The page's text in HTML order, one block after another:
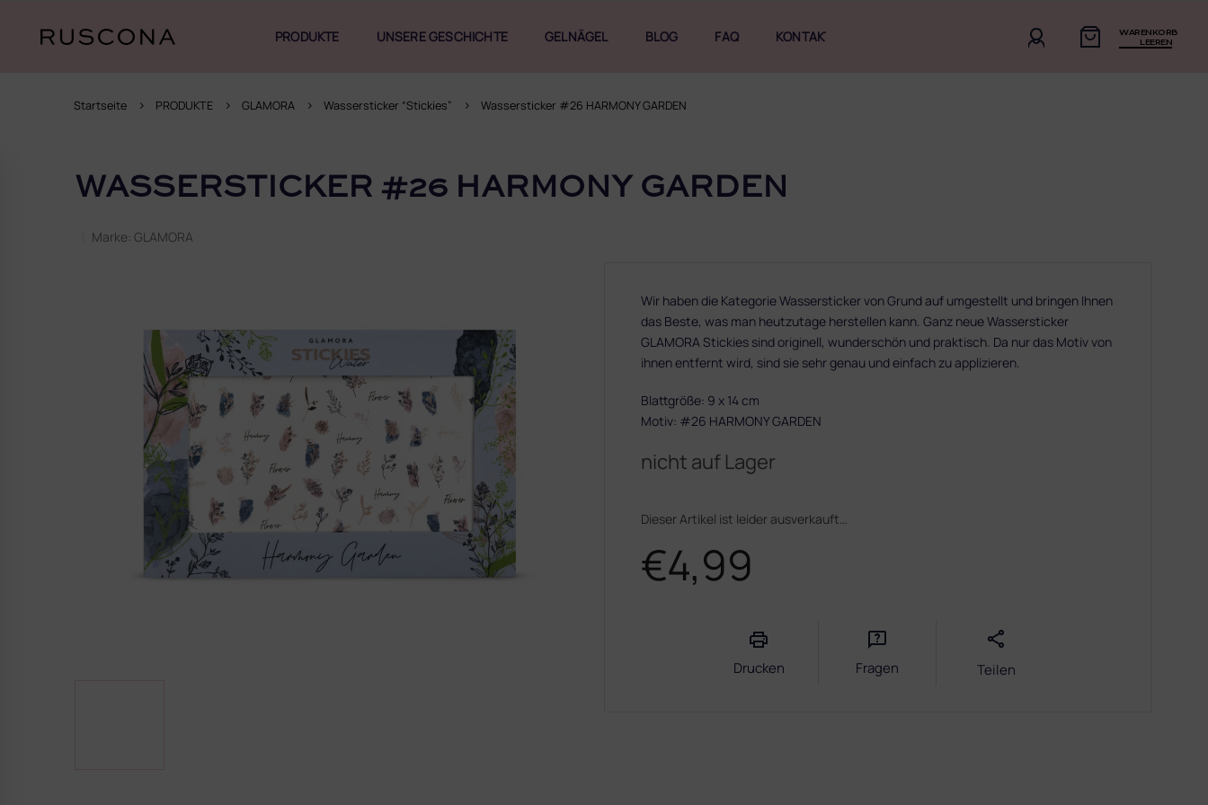
springen
WARENKORB
LEEREN
PRODUKTE UNSERE GESCHICHTE GELNÄGEL BLOG FAQ KONTAKT
Startseite PRODUKTE GLAMORA Wassersticker “Stickies” Wassersticker #26 HARMONY GARDEN
eWASSERSTICKER #26 HARMONY GARDEN
Marke: GLAMORA
€4,99
nicht auf Lager
Dieser Artikel ist leider ausverkauft…
Wir haben die Kategorie Wassersticker von Grund auf umgestellt und bringen Ihnen
das Beste, was man heutzutage herstellen kann. Ganz neue Wassersticker
GLAMORA Stickies sind originell, wunderschön und praktisch. Da nur das Motiv von
ihnen entfernt wird, sind sie sehr genau und einfach zu applizieren.
Blattgröße: 9 x 14 cm
Motiv: #26 HARMONY GARDEN
Drucken Fragen Teilen